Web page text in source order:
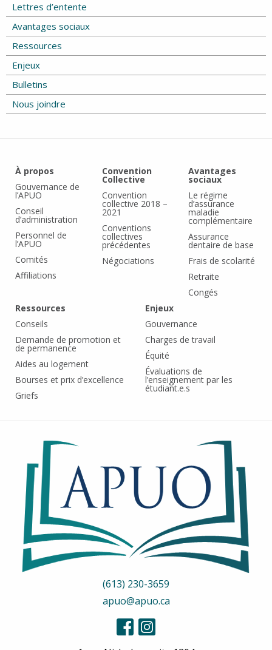
Lettres d’entente
Avantages sociaux
Ressources
Enjeux
Bulletins
Nous joindre
À propos
Gouvernance de
l’APUO
Conseil
d’administration
Personnel de
l’APUO
Comités
Affiliations
Convention
Collective
Convention
collective 2018 –
2021
Conventions
collectives
précédentes
Négociations
Avantages
sociaux
Le régime
d’assurance
maladie
complémentaire
Assurance
dentaire de base
Frais de scolarité
Retraite
Congés
Ressources
Conseils
Demande de promotion et
de permanence
Aides au logement
Bourses et prix d’excellence
Griefs
Enjeux
Gouvernance
Charges de travail
Équité
Évaluations de
l’enseignement par les
étudiant.e.s
(613) 230-3659
apuo@apuo.ca